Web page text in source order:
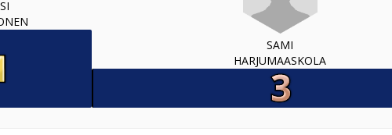
SAMI
HARJUMAASKOLA